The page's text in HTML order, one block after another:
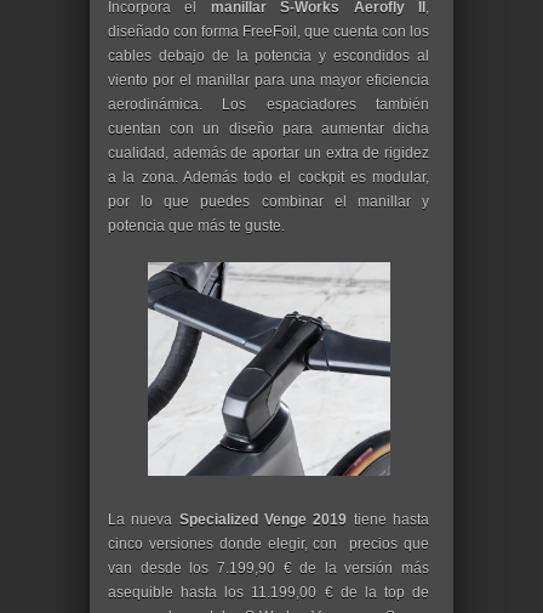
Incorpora el manillar S-Works Aerofly II ,
diseñado con forma FreeFoil, que cuenta con los
cables debajo de la potencia y escondidos al
viento por el manillar para una mayor eficiencia
aerodinámica. Los espaciadores también
cuentan con un diseño para aumentar dicha
cualidad, además de aportar un extra de rigidez
a la zona. Además todo el cockpit es modular,
por lo que puedes combinar el manillar y
potencia que más te guste.
La nueva Specialized Venge 2019 tiene hasta
cinco versiones donde elegir, con precios que
van desde los 7.199,90 € de la versión más
asequible hasta los 11.199,00 € de la top de